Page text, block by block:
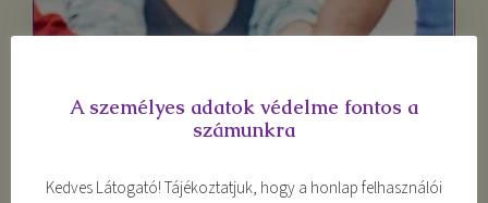
A személyes adatok védelme fontos a
számunkra
Kedves Látogató! Tájékoztatjuk, hogy a honlap felhasználói